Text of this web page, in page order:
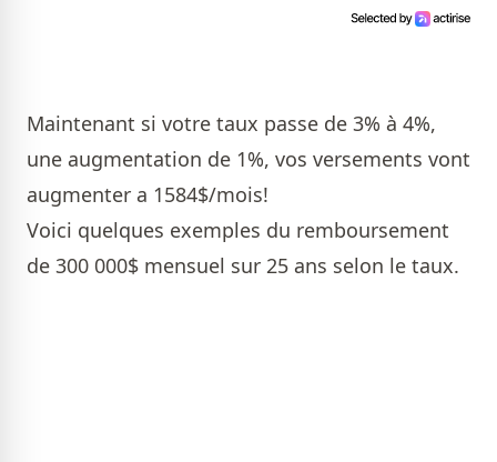
Maintenant si votre taux passe de 3% à 4%,
une augmentation de 1%, vos versements vont
augmenter a 1584$/mois!
Voici quelques exemples du remboursement
de 300 000$ mensuel sur 25 ans selon le taux.